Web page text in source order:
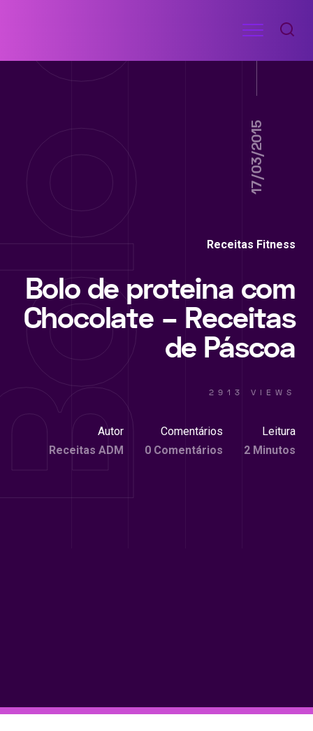
conteúdo
RECEITAS
ACADEMIA
Menu
17/03/2015
Receitas Fitness
Bolo de proteina com
Chocolate – Receitas
de Páscoa
2913 VIEWS
Autor
Receitas ADM
Comentários
0 Comentários
Leitura
2 Minutos